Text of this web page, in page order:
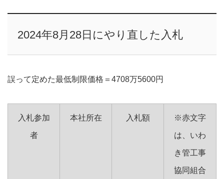
2024年8月28日にやり直した入札
誤って定めた最低制限価格＝4708万5600円
入札参加
者
本社所在 入札額 ※赤文字
は、いわ
き管工事
協同組合